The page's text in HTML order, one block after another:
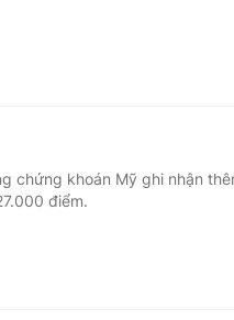
chứng khoán Mỹ ghi nhận
điểm.